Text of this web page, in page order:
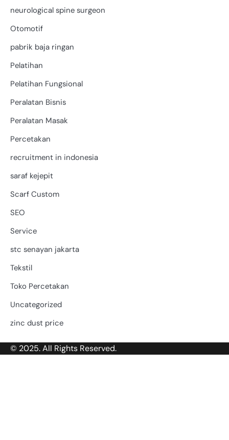
neurological spine surgeon
Otomotif
pabrik baja ringan
Pelatihan
Pelatihan Fungsional
Peralatan Bisnis
Peralatan Masak
Percetakan
recruitment in indonesia
saraf kejepit
Scarf Custom
SEO
Service
stc senayan jakarta
Tekstil
Toko Percetakan
Uncategorized
zinc dust price
© 2025. All Rights Reserved.